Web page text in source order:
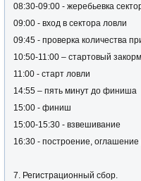
08:30-09:00 - жеребьевка
09:00 - вход в сектора ловли
09:45 - проверка количества
10:50-11:00 – стартовый закорм
11:00 - старт ловли
14:55 – пять минут до финиша
15:00 - финиш
15:00-15:30 - взвешивание
16:30 - построение, оглашение
7. Регистрационный сбор.